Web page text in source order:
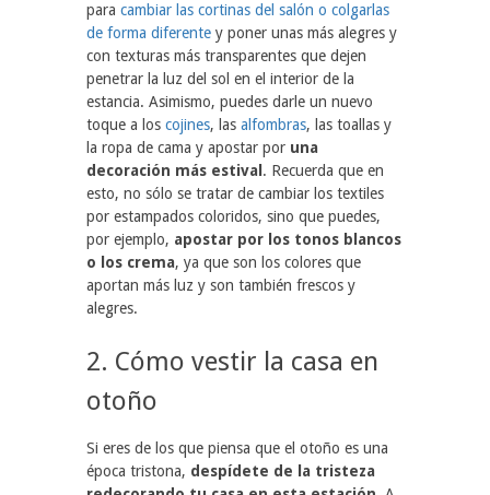
para cambiar las cortinas del salón o colgarlas
de forma diferente y poner unas más alegres y
con texturas más transparentes que dejen
penetrar la luz del sol en el interior de la
estancia. Asimismo, puedes darle un nuevo
toque a los cojines, las alfombras, las toallas y
la ropa de cama y apostar por una
decoración más estival . Recuerda que en
esto, no sólo se tratar de cambiar los textiles
por estampados coloridos, sino que puedes,
por ejemplo, apostar por los tonos blancos
o los crema, ya que son los colores que
aportan más luz y son también frescos y
alegres.
2. Cómo vestir la casa en
otoño
Si eres de los que piensa que el otoño es una
época tristona, despídete de la tristeza